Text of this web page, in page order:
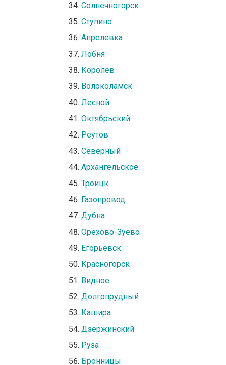
Солнечногорск
Ступино
Апрелевка
Лобня
Королёв
Волоколамск
Лесной
Октябрьский
Реутов
Северный
Архангельское
Троицк
Газопровод
Дубна
Орехово-Зуево
Егорьевск
Красногорск
Видное
Долгопрудный
Кашира
Дзержинский
Руза
Бронницы